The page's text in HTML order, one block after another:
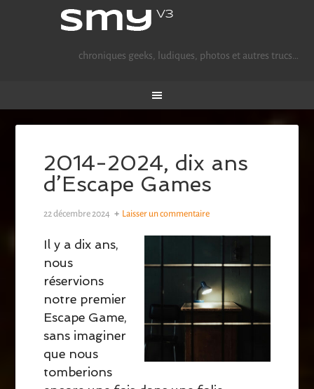
chroniques geeks, ludiques, photos et autres trucs…
2014-2024, dix ans
d’Escape Games
22 décembre 2024 Laisser un commentaire
Il y a dix ans,
nous
réservions
notre premier
Escape Game,
sans imaginer
que nous
tomberions